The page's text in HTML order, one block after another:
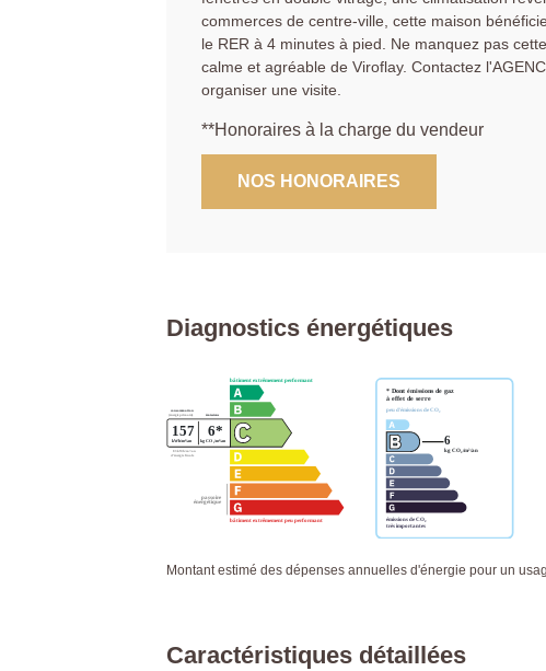
commerces de centre-ville, cette maison
le RER à 4 minutes à pied. Ne manquez pas
calme et agréable de Viroflay. Contactez
organiser une visite.
**Honoraires à la charge du vendeur
NOS HONORAIRES
Diagnostics énergétiques
Montant estimé des dépenses annuelles d'énergie pour un
Caractéristiques détaillées